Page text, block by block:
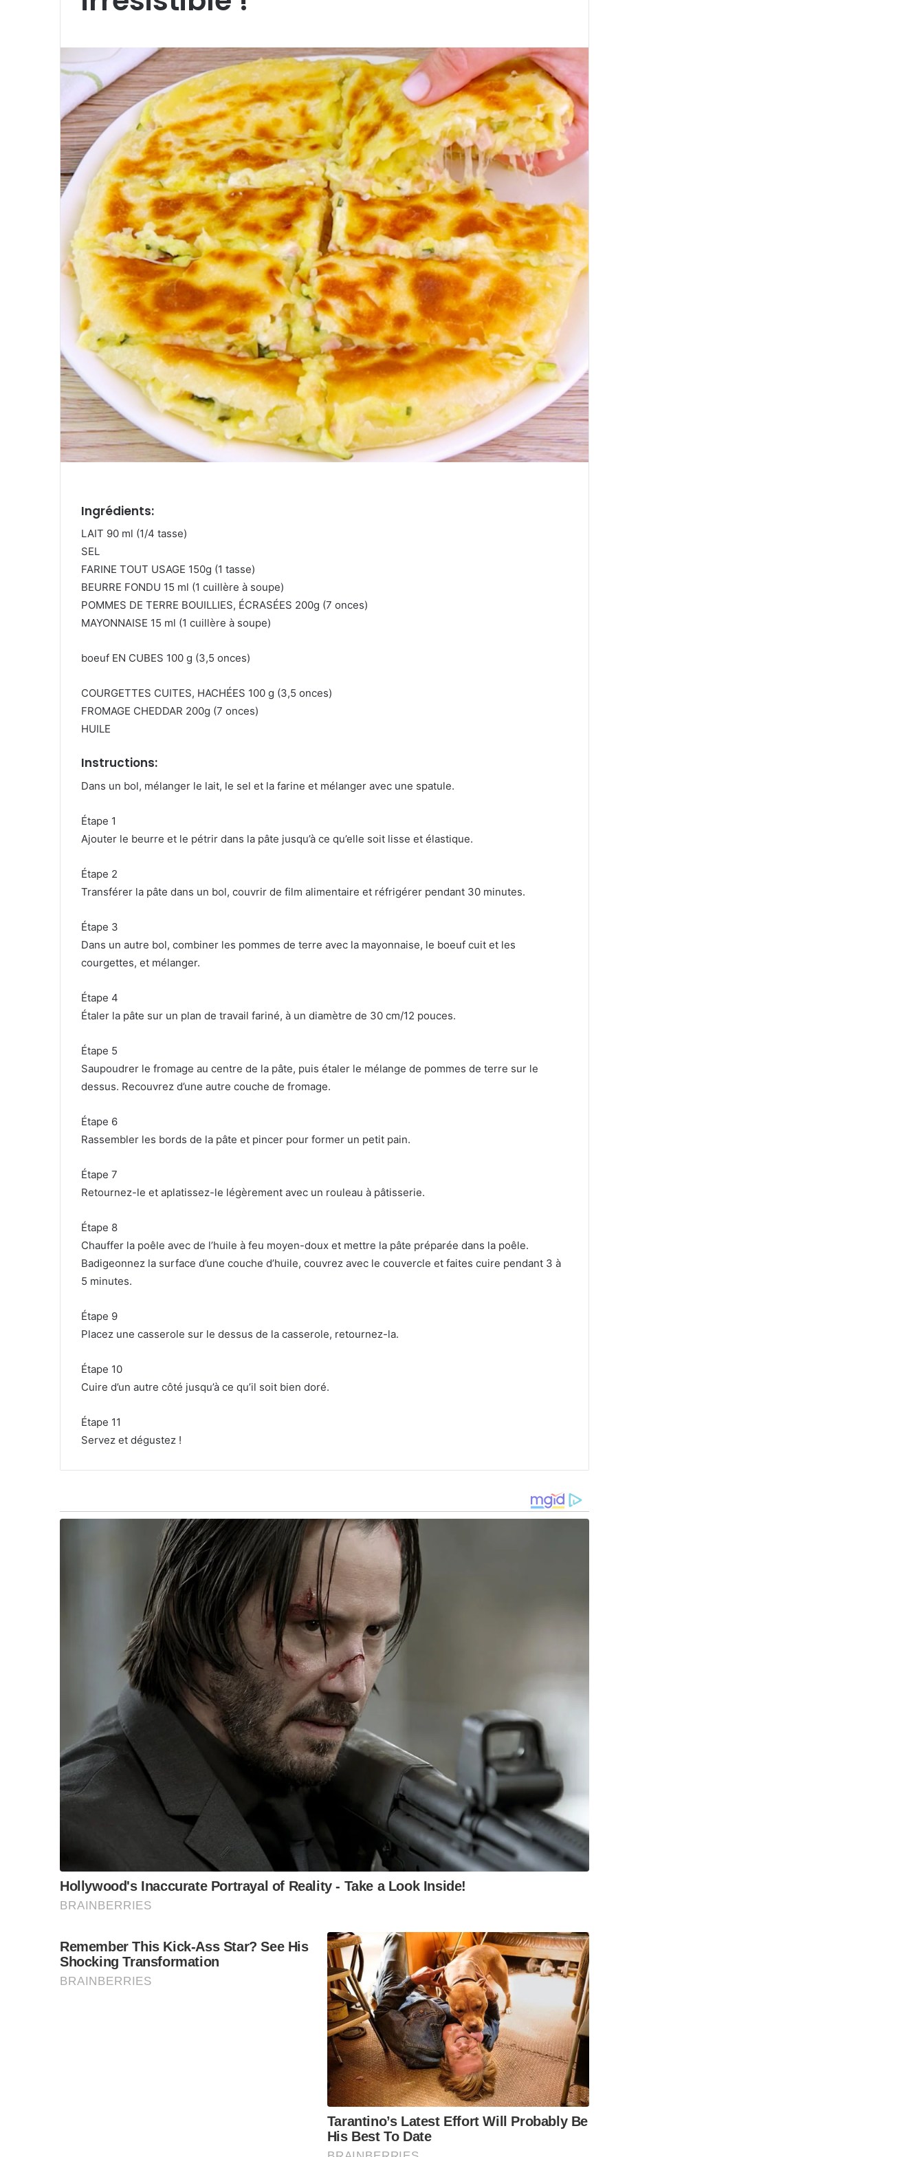
Ingrédients:
LAIT 90 ml (1/4 tasse)
SEL
FARINE TOUT USAGE 150g (1 tasse)
BEURRE FONDU 15 ml (1 cuillère à soupe)
POMMES DE TERRE BOUILLIES, ÉCRASÉES 200g (7 onces)
MAYONNAISE 15 ml (1 cuillère à soupe)
boeuf EN CUBES 100 g (3,5 onces)
COURGETTES CUITES, HACHÉES 100 g (3,5 onces)
FROMAGE CHEDDAR 200g (7 onces)
HUILE
Instructions:
Dans un bol, mélanger le lait, le sel et la farine et mélanger avec une spatule.
Étape 1
Ajouter le beurre et le pétrir dans la pâte jusqu’à ce qu’elle soit lisse et élastique.
Étape 2
Transférer la pâte dans un bol, couvrir de film alimentaire et réfrigérer pendant 30 minutes.
Étape 3
Dans un autre bol, combiner les pommes de terre avec la mayonnaise, le boeuf cuit et les
courgettes, et mélanger.
Étape 4
Étaler la pâte sur un plan de travail fariné, à un diamètre de 30 cm/12 pouces.
Étape 5
Saupoudrer le fromage au centre de la pâte, puis étaler le mélange de pommes de terre sur le
dessus. Recouvrez d’une autre couche de fromage.
Étape 6
Rassembler les bords de la pâte et pincer pour former un petit pain.
Étape 7
Retournez-le et aplatissez-le légèrement avec un rouleau à pâtisserie.
Étape 8
Chauffer la poêle avec de l’huile à feu moyen-doux et mettre la pâte préparée dans la poêle.
Badigeonnez la surface d’une couche d’huile, couvrez avec le couvercle et faites cuire pendant 3 à
5 minutes.
Étape 9
Placez une casserole sur le dessus de la casserole, retournez-la.
Étape 10
Cuire d’un autre côté jusqu’à ce qu’il soit bien doré.
Étape 11
Servez et dégustez !